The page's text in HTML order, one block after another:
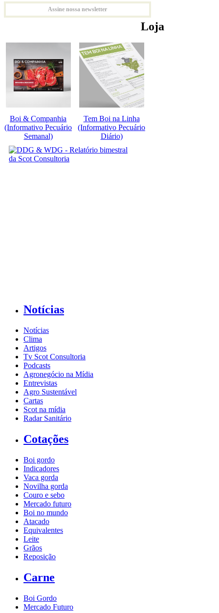
Assine nossa newsletter
Loja
Boi & Companhia
(Informativo Pecuário
Semanal)
Tem Boi na Linha
(Informativo Pecuário
Diário)
Notícias
Notícias
Clima
Artigos
Tv Scot Consultoria
Podcasts
Agronegócio na Mídia
Entrevistas
Agro Sustentável
Cartas
Scot na mídia
Radar Sanitário
Cotações
Boi gordo
Indicadores
Vaca gorda
Novilha gorda
Couro e sebo
Mercado futuro
Boi no mundo
Atacado
Equivalentes
Leite
Grãos
Reposição
Carne
Boi Gordo
Mercado Futuro